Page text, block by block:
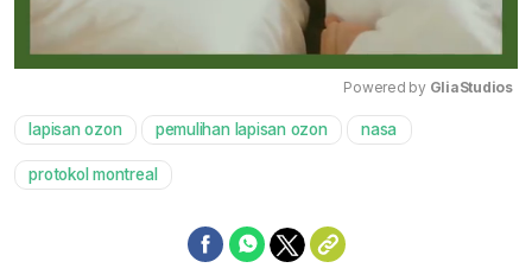
Powered by GliaStudios
lapisan ozon pemulihan lapisan ozon nasa
protokol montreal